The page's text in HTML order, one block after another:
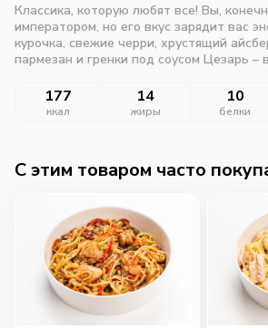
Классика, которую любят все! Вы,
императором, но его вкус зарядит вас
курочка, свежие черри, хрустящий
пармезан и гренки под соусом Цезарь –
177
ккал
14
жиры
10
белки
C этим товаром часто